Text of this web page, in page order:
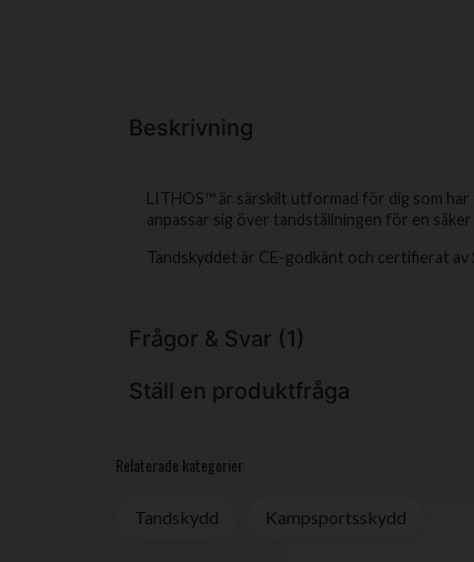
Beskrivning
LITHOS™ är särskilt utformad för dig som har
anpassar sig över tandställningen för en
Tandskyddet är CE-godkänt och certifierat
Frågor & Svar (1)
Ställ en produktfråga
Fråga oss något om denna produkten...
Relaterade kategorier
Tandskydd Kampsportsskydd